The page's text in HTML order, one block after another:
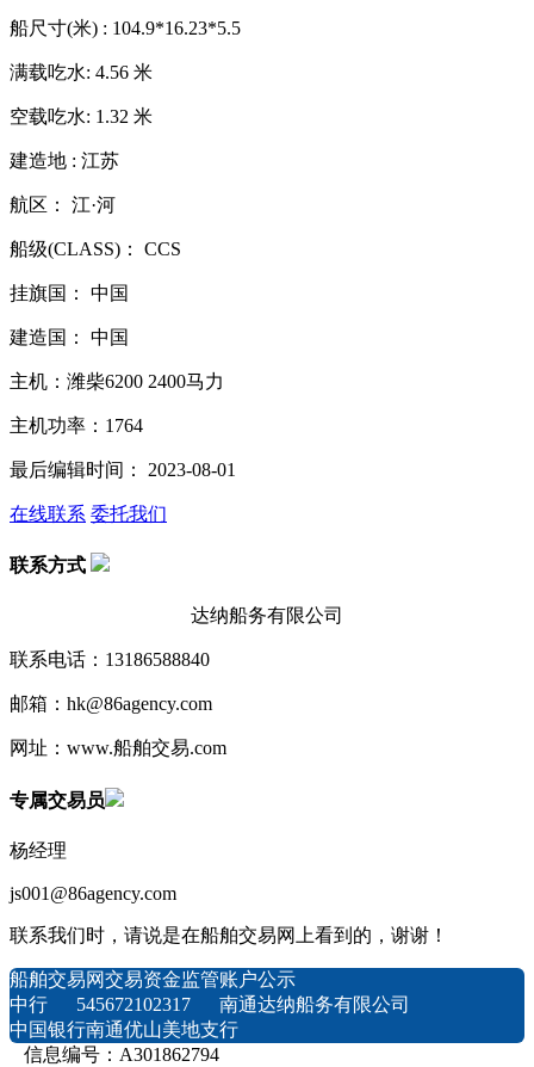
船尺寸(米) : 104.9*16.23*5.5
满载吃水: 4.56 米
空载吃水: 1.32 米
建造地 : 江苏
航区： 江·河
船级(CLASS)： CCS
挂旗国： 中国
建造国： 中国
主机：潍柴6200 2400马力
主机功率：1764
最后编辑时间： 2023-08-01
在线联系 委托我们
联系方式
达纳船务有限公司
联系电话：13186588840
邮箱：hk@86agency.com
网址：www.船舶交易.com
专属交易员
杨经理
js001@86agency.com
联系我们时，请说是在船舶交易网上看到的，谢谢！
船舶交易网交易资金监管账户公示
中行 545672102317 南通达纳船务有限公司
中国银行南通优山美地支行
信息编号：A301862794